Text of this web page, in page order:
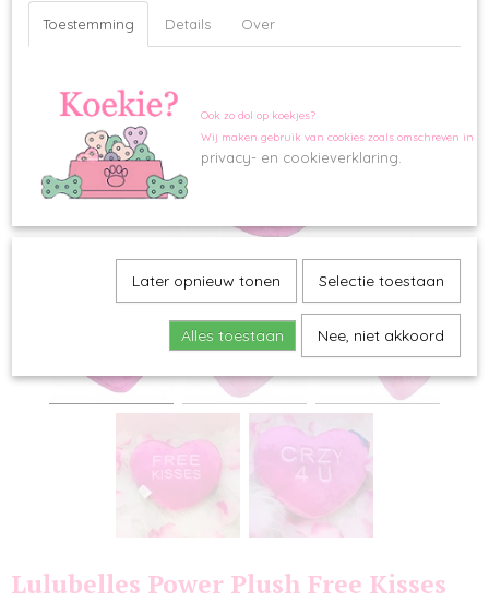
Lulubelles Power Plush Free Kisses
Toestemming Details Over
Ook zo dol op koekjes?
Wij maken gebruik van cookies zoals omschreven in
privacy- en cookieverklaring.
Later opnieuw tonen Selectie toestaan
Alles toestaan Nee, niet akkoord